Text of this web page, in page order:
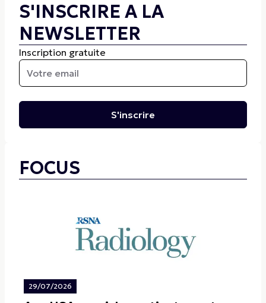
S'INSCRIRE A LA
NEWSLETTER
Inscription gratuite
S'inscrire
FOCUS
29/07/2026